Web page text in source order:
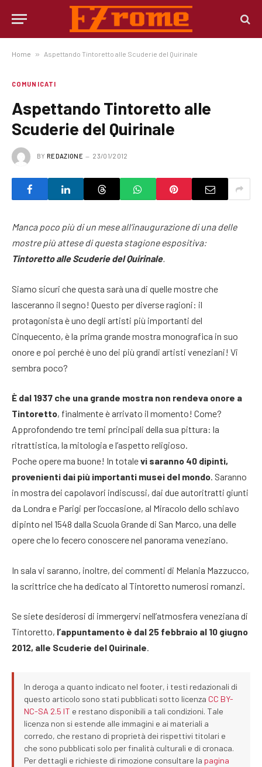
Home » Aspettando Tintoretto alle Scuderie del Quirinale
COMUNICATI
Aspettando Tintoretto alle
Scuderie del Quirinale
BY REDAZIONE 23/01/2012
Manca poco più di un mese all’inaugurazione di una delle
mostre più attese di questa stagione espositiva:
Tintoretto alle Scuderie del Quirinale.
Siamo sicuri che questa sarà una di quelle mostre che
lasceranno il segno! Questo per diverse ragioni: il
protagonista è uno degli artisti più importanti del
Cinquecento, è la prima grande mostra monografica in suo
onore e poi perché è uno dei più grandi artisti veneziani! Vi
sembra poco?
È dal 1937 che una grande mostra non rendeva onore a
Tintoretto, finalmente è arrivato il momento! Come?
Approfondendo tre temi principali della sua pittura: la
ritrattistica, la mitologia e l’aspetto religioso.
Poche opere ma buone! In totalevi saranno 40 dipinti,
provenienti dai più importanti musei del mondo. Saranno
in mostra dei capolavori indiscussi, dai due autoritratti giunti
da Londra e Parigi per l’occasione, al Miracolo dello schiavo
dipinto nel 1548 dalla Scuola Grande di San Marco, una delle
opere che lo fecero conoscere nel panorama veneziano.
In sala vi saranno, inoltre, dei commenti di Melania Mazzucco,
la scrittrice che ha dedicato al Tintoretto numerosi romanzi.
Se siete desiderosi di immergervi nell’atmosfera veneziana di
Tintoretto, l’appuntamento è dal 25 febbraio al 10 giugno
2012, alle Scuderie del Quirinale.
In deroga a quanto indicato nel footer, i testi redazionali di
questo articolo sono stati pubblicati sotto licenza CC BY-
NC-SA 2.5 IT e restano disponibili a tali condizioni. Tale
licenza non si estende alle immagini e ai materiali a
corredo, che restano di proprietà dei rispettivi titolari e
che sono pubblicati solo per finalità culturali e di cronaca.
Per dettagli e richieste di rimozione consultare la pagina